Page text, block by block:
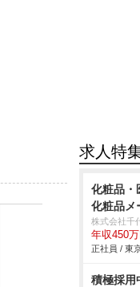
求人特
化粧品・
化粧品メ
株式会社千
年収450
正社員 / 東
積極採用